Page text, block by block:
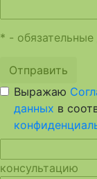
* - обязательные
Отправить
Выражаю
данных в
консультацию